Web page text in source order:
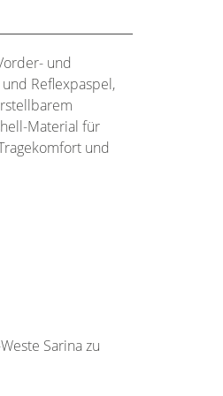
und
Reflexpaspel,
Material für
und
Sarina zu